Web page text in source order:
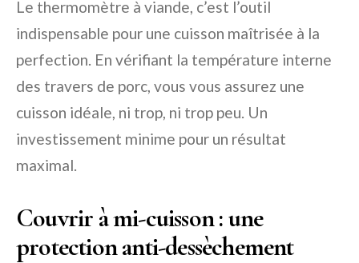
Le thermomètre à viande, c’est l’outil
indispensable pour une cuisson maîtrisée à la
perfection. En vérifiant la température interne
des travers de porc, vous vous assurez une
cuisson idéale, ni trop, ni trop peu. Un
investissement minime pour un résultat
maximal.
Couvrir à mi-cuisson : une
protection anti-dessèchement